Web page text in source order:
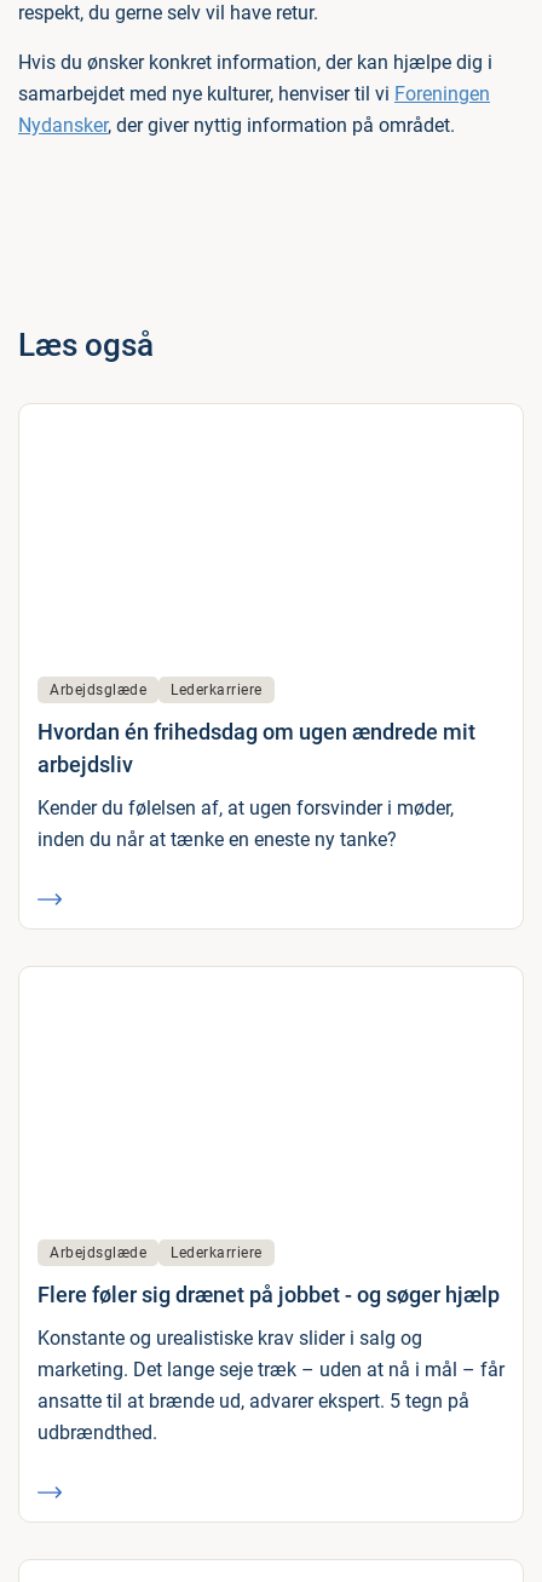
respekt, du gerne selv vil have retur.
Hvis du ønsker konkret information, der kan hjælpe dig i
samarbejdet med nye kulturer, henviser til vi Foreningen
Nydansker, der giver nyttig information på området.
Læs også
Arbejdsglæde Lederkarriere
Hvordan én frihedsdag om ugen ændrede mit
arbejdsliv
Kender du følelsen af, at ugen forsvinder i møder,
inden du når at tænke en eneste ny tanke?
Arbejdsglæde Lederkarriere
Flere føler sig drænet på jobbet - og søger hjælp
Konstante og urealistiske krav slider i salg og
marketing. Det lange seje træk – uden at nå i mål – får
ansatte til at brænde ud, advarer ekspert. 5 tegn på
udbrændthed.